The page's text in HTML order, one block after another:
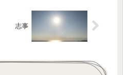
志事